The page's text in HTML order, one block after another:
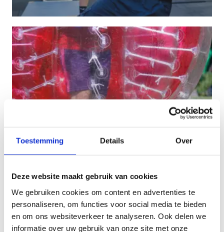
Toestemming Details Over
Deze website maakt gebruik van cookies
We gebruiken cookies om content en advertenties te
personaliseren, om functies voor social media te bieden
en om ons websiteverkeer te analyseren. Ook delen we
informatie over uw gebruik van onze site met onze
In de categorie 'dingen die je niet elke dag doet':
Ninja Warrior & Bubbleball! Maak er een
onvergetelijke verjaardag van! Vanaf 11 jaar.